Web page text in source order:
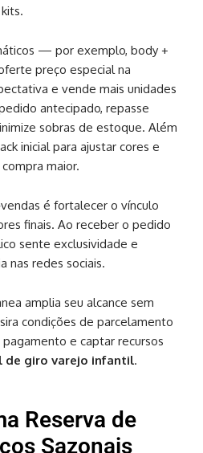
— por exemplo, body +
preço especial na
e vende mais unidades
antecipado, repasse
sobras de estoque. Além
inicial para ajustar cores e
maior.
é fortalecer o vínculo
finais. Ao receber o pedido
sente exclusividade e
nas redes sociais.
amplia seu alcance sem
condições de parcelamento
e captar recursos
de giro varejo infantil.
Reserva de
Sazonais